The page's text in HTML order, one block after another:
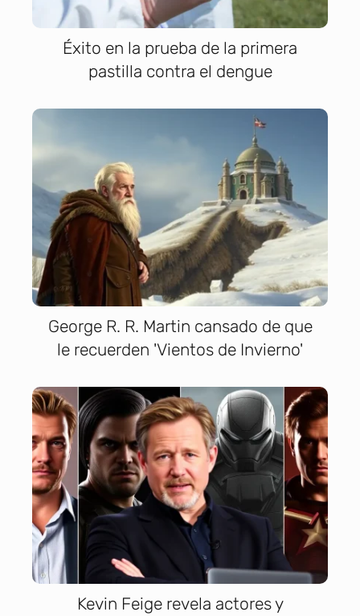
Éxito en la prueba de la primera
pastilla contra el dengue
George R. R. Martin cansado de que
le recuerden 'Vientos de Invierno'
Kevin Feige revela actores y